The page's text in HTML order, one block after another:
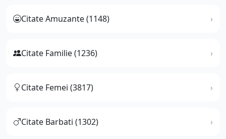
Citate Amuzante (1148)
Citate Familie (1236)
Citate Femei (3817)
Citate Barbati (1302)